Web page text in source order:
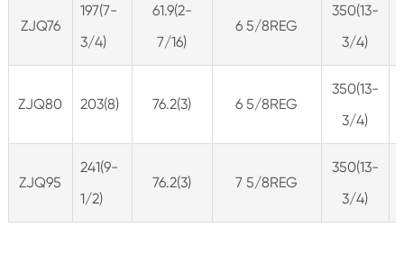
ZJQ76
197(7-
3/4)
61.9(2-
7/16)
6 5/8REG
350(13-
3/4)
ZJQ80 203(8) 76.2(3) 6 5/8REG
350(13-
3/4)
ZJQ95
241(9-
1/2)
76.2(3) 7 5/8REG
350(13-
3/4)